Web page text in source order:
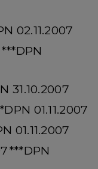
02.11.2007
31.10.2007
01.11.2007
01.11.2007